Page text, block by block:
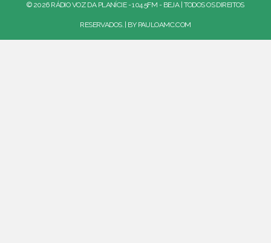
© 2026 RÁDIO VOZ DA PLANÍCIE - 104.5FM - BEJA | TODOS OS DIREITOS
RESERVADOS. | BY PAULOAMC.COM